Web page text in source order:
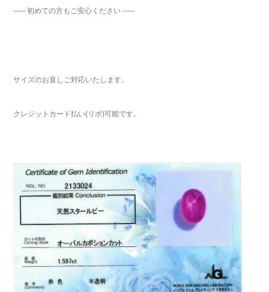
----- 初めての方もご安心ください -----
サイズのお直しご対応いたします。
クレジットカード払い(リボ)可能です。